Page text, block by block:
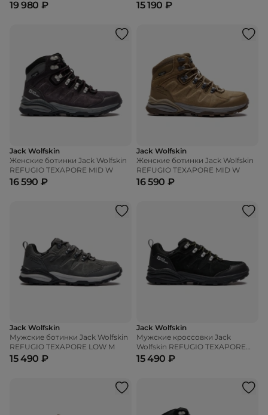
19 980 ₽ 15 190 ₽
Jack Wolfskin
Женские ботинки Jack Wolfskin
REFUGIO TEXAPORE MID W
16 590 ₽
Jack Wolfskin
Женские ботинки Jack Wolfskin
REFUGIO TEXAPORE MID W
16 590 ₽
Jack Wolfskin
Мужские ботинки Jack Wolfskin
REFUGIO TEXAPORE LOW M
15 490 ₽
Jack Wolfskin
Мужские кроссовки Jack
Wolfskin REFUGIO TEXAPORE
LOW M
15 490 ₽